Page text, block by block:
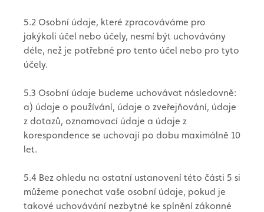
5.2 Osobní údaje, které zpracováváme pro
jakýkoli účel nebo účely, nesmí být uchovávány
déle, než je potřebné pro tento účel nebo pro tyto
účely.
5.3 Osobní údaje budeme uchovávat následovně:
a) údaje o používání, údaje o zveřejňování, údaje
z dotazů, oznamovací údaje a údaje z
korespondence se uchovají po dobu maximálně 10
let.
5.4 Bez ohledu na ostatní ustanovení této části 5 si
můžeme ponechat vaše osobní údaje, pokud je
takové uchovávání nezbytné ke splnění zákonné